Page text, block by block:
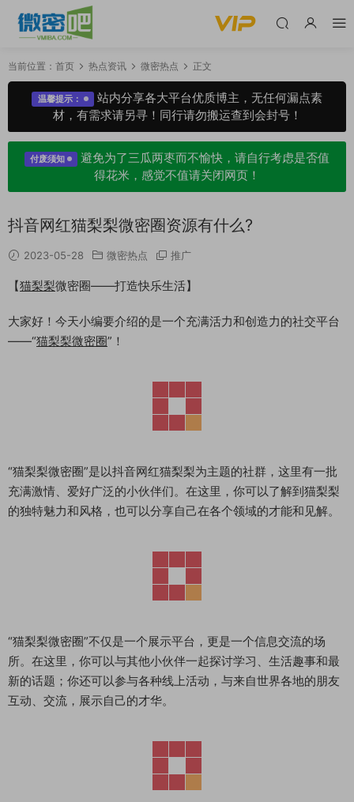
当前位置： 首页 热点资讯 微密热点 正文
温馨提示：
站内分享各大平台优质博主，无任何漏点素
材，有需求请另寻！同行请勿搬运查到会封号！
付废须知
避免为了三瓜两枣而不愉快，请自行考虑是否值
得花米，感觉不值请关闭网页！
抖音网红猫梨梨微密圈资源有什么?
2023-05-28 微密热点 推广
【猫梨梨微密圈——打造快乐生活】
大家好！今天小编要介绍的是一个充满活力和创造力的社交平台
——“猫梨梨微密圈”！
“猫梨梨微密圈”是以抖音网红猫梨梨为主题的社群，这里有一批
充满激情、爱好广泛的小伙伴们。在这里，你可以了解到猫梨梨
的独特魅力和风格，也可以分享自己在各个领域的才能和见解。
“猫梨梨微密圈”不仅是一个展示平台，更是一个信息交流的场
所。在这里，你可以与其他小伙伴一起探讨学习、生活趣事和最
新的话题；你还可以参与各种线上活动，与来自世界各地的朋友
互动、交流，展示自己的才华。